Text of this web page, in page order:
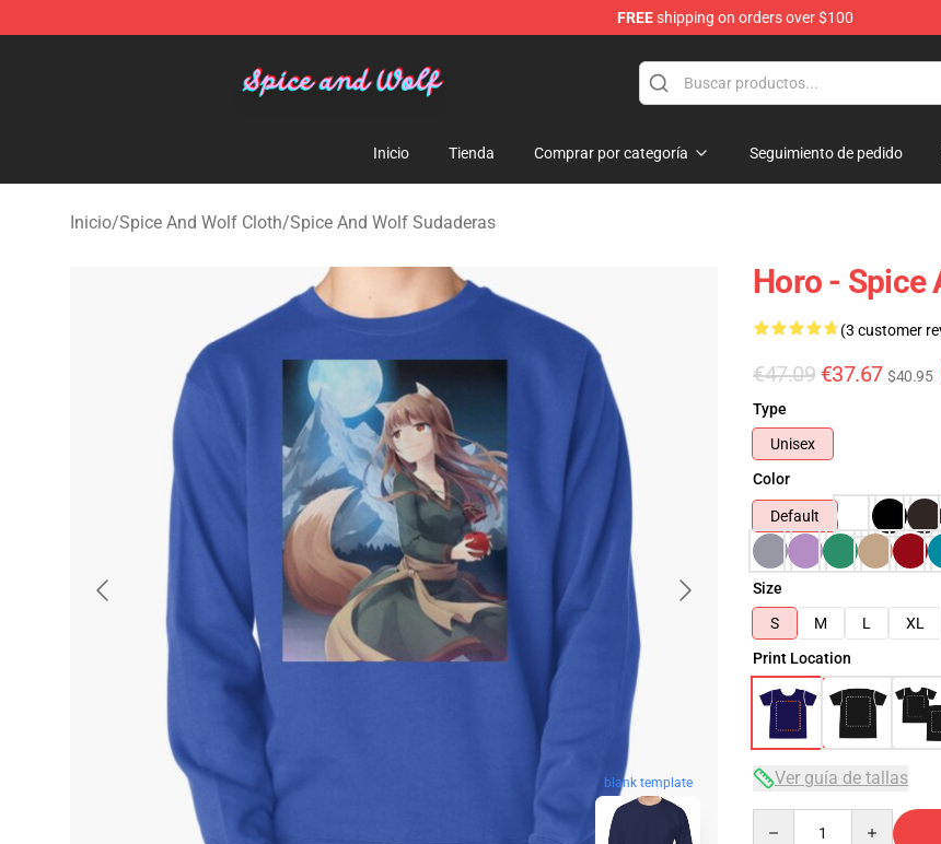
FREEshipping on orders over $100
Inicio Tienda Comprar por categoría Seguimiento de pedido
Inicio/Spice And Wolf Cloth/Spice And Wolf Sudaderas
blank template
Horo - Spice
(3 customer
€47.09 €37.67 $40.95
Type
Unisex
Color
Default
Size
S
M L XL
Print Location
Ver guía de tallas